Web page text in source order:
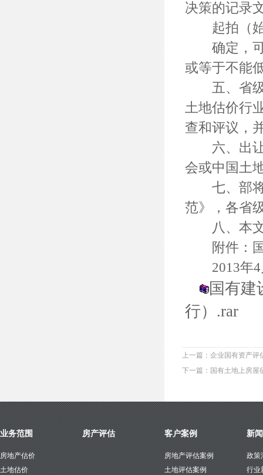
决策的记录
起拍（始
确定，可
或等于不能
五、省级
土地估价行
查和评议，
六、出让
会或中国土
七、部将
范》，各省
八、本文
附件：国
2013年4
国有建
行）.rar
上一篇：企业国有资产
下一篇：国有土地上房屋
业务范围
房地产估价
土地估价
房产评估 客户案例
房地产评估案例
土地评估案例
新
政策
行业